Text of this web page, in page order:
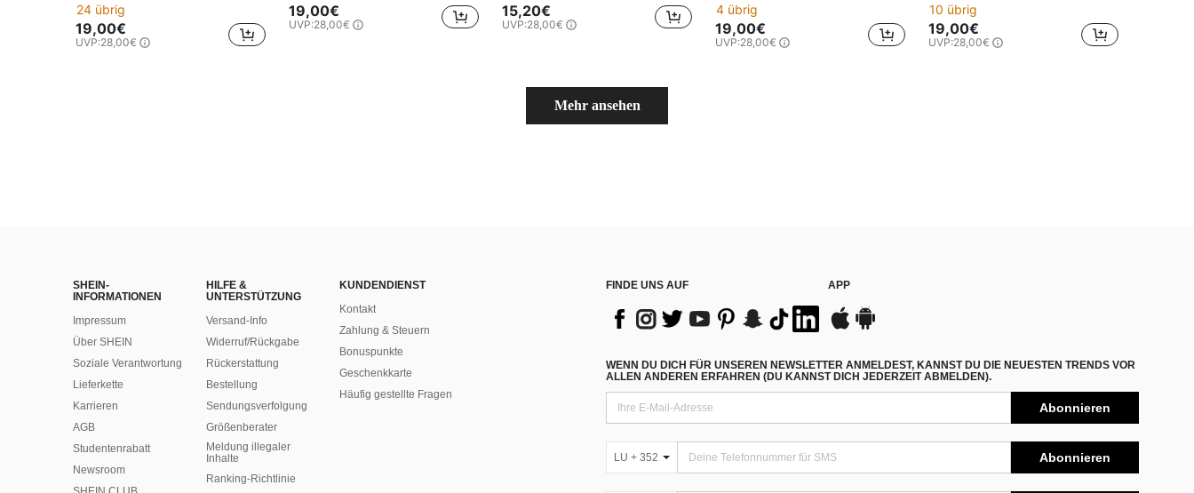
24 übrig
19,00€
UVP:28,00€
19,00€
UVP:28,00€
15,20€
UVP:28,00€
4 übrig
19,00€
UVP:28,00€
10 übrig
19,00€
UVP:28,00€
Mehr ansehen
SHEIN-
INFORMATIONEN
Impressum
Über SHEIN
Soziale Verantwortung
Lieferkette
Karrieren
AGB
Studentenrabatt
Newsroom
HILFE &
UNTERSTÜTZUNG
Versand-Info
Widerruf/Rückgabe
Rückerstattung
Bestellung
Sendungsverfolgung
Größenberater
Meldung illegaler
Inhalte
Ranking-Richtlinie
KUNDENDIENST
Kontakt
Zahlung & Steuern
Bonuspunkte
Geschenkkarte
Häufig gestellte Fragen
FINDE UNS AUF APP
WENN DU DICH FÜR UNSEREN NEWSLETTER ANMELDEST, KANNST DU DIE NEUESTEN TRENDS VOR
ALLEN ANDEREN ERFAHREN (DU KANNST DICH JEDERZEIT ABMELDEN).
Abonnieren
LU + 352 Abonnieren